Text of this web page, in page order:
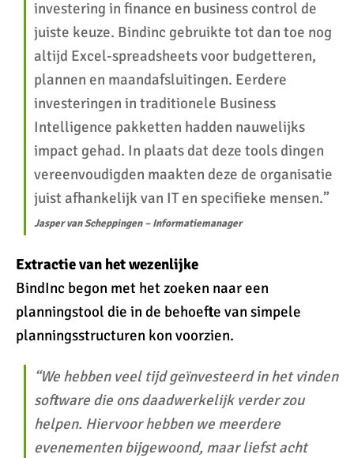
investering in finance en business control de
juiste keuze. Bindinc gebruikte tot dan toe nog
altijd Excel-spreadsheets voor budgetteren,
plannen en maandafsluitingen. Eerdere
investeringen in traditionele Business
Intelligence pakketten hadden nauwelijks
impact gehad. In plaats dat deze tools dingen
vereenvoudigden maakten deze de organisatie
juist afhankelijk van IT en specifieke mensen.”
Jasper van Scheppingen – Informatiemanager
Extractie van het wezenlijke
BindInc begon met het zoeken naar een
planningstool die in de behoefte van simpele
planningsstructuren kon voorzien.
“We hebben veel tijd geïnvesteerd in het vinden
software die ons daadwerkelijk verder zou
helpen. Hiervoor hebben we meerdere
evenementen bijgewoond, maar liefst acht